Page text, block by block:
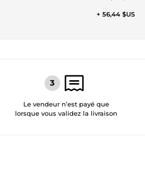
+ 56,44 $US
Le vendeur n’est payé que
lorsque vous validez la livraison